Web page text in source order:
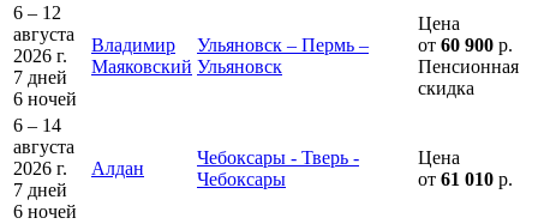
6 – 12
августа
2026 г.
7 дней
6 ночей
Владимир
Маяковский
Ульяновск – Пермь –
Ульяновск
Цена
от 60 900 р.
Пенсионная
скидка
6 – 14
августа
2026 г.
7 дней
6 ночей
Алдан
Чебоксары - Тверь -
Чебоксары
Цена
от 61 010 р.